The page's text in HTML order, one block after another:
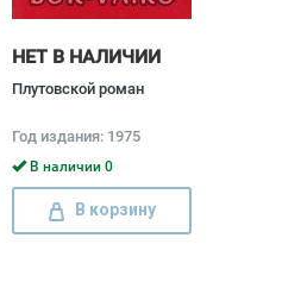
НЕТ В НАЛИЧИИ
Плутовской роман
Год издания: 1975
В наличии 0
В корзину